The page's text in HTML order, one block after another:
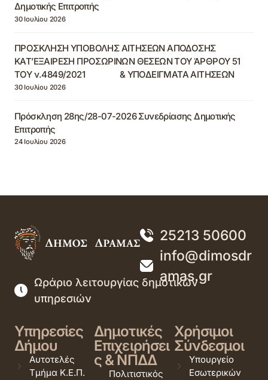
Δημοτικής Επιτροπής
30 Ιουλίου 2026
ΠΡΟΣΚΛΗΣΗ ΥΠΟΒΟΛΗΣ ΑΙΤΗΣΕΩΝ ΑΠΟΔΟΣΗΣ
ΚΑΤ’ΕΞΑΙΡΕΣΗ ΠΡΟΣΩΡΙΝΩΝ ΘΕΣΕΩΝ ΤΟΥ ΆΡΘΡΟΥ 51
ΤΟΥ ν.4849/2021 & ΥΠΟΔΕΙΓΜΑΤΑ ΑΙΤΗΣΕΩΝ
30 Ιουλίου 2026
Πρόσκληση 28ης/28-07-2026 Συνεδρίασης Δημοτικής
Επιτροπής
24 Ιουλίου 2026
25213 50600
info@dimosdr
amas.gr
Ωράριο λειτουργίας δημοτικών
υπηρεσιών
Υπηρεσίες
Δήμου
Αυτοτελές
Τμήμα Κ.Ε.Π.
Δημοτικές
Επιχειρήσει
ς & ΝΠΔΔ
Πολιτιστικός
Χρήσιμοι
Σύνδεσμοι
Υπουργείο
Εσωτερικών